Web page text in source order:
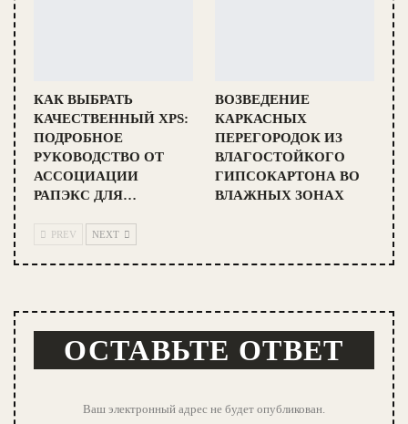
КАК ВЫБРАТЬ
КАЧЕСТВЕННЫЙ XPS:
ПОДРОБНОЕ
РУКОВОДСТВО ОТ
АССОЦИАЦИИ
РАПЭКС ДЛЯ…
ВОЗВЕДЕНИЕ
КАРКАСНЫХ
ПЕРЕГОРОДОК ИЗ
ВЛАГОСТОЙКОГО
ГИПСОКАРТОНА ВО
ВЛАЖНЫХ ЗОНАХ
PREV NEXT
ОСТАВЬТЕ ОТВЕТ
Ваш электронный адрес не будет опубликован.